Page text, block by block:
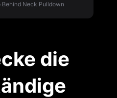
Behind Neck Pulldown
die